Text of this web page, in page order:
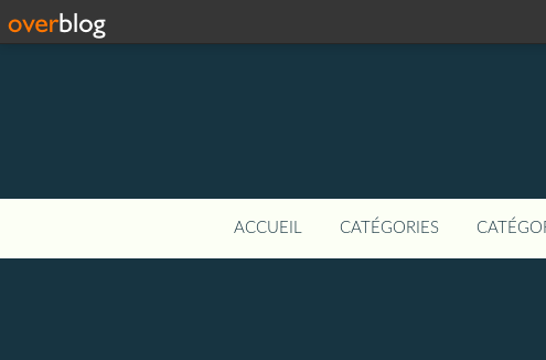
ACCUEIL CATÉGORIES